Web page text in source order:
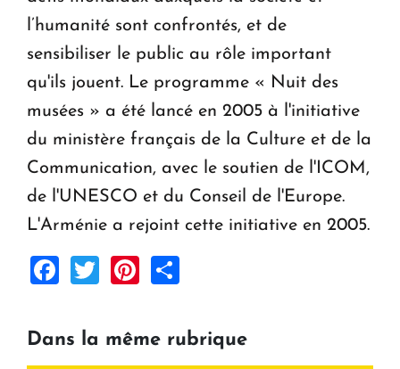
l’humanité sont confrontés, et de
sensibiliser le public au rôle important
qu'ils jouent. Le programme « Nuit des
musées » a été lancé en 2005 à l'initiative
du ministère français de la Culture et de la
Communication, avec le soutien de l'ICOM,
de l'UNESCO et du Conseil de l'Europe.
L'Arménie a rejoint cette initiative en 2005.
Facebook
TwitterPinterest
Dans la même rubrique